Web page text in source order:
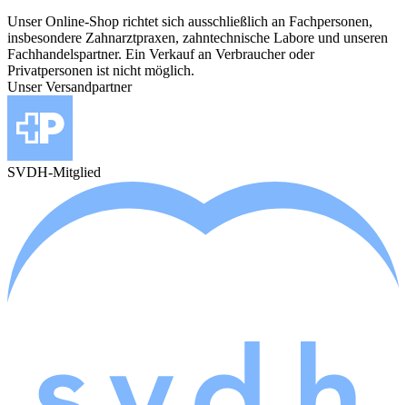
Unser Online-Shop richtet sich ausschließlich an Fachpersonen,
insbesondere Zahnarztpraxen, zahntechnische Labore und unseren
Fachhandelspartner. Ein Verkauf an Verbraucher oder
Privatpersonen ist nicht möglich.
Unser Versandpartner
SVDH-Mitglied